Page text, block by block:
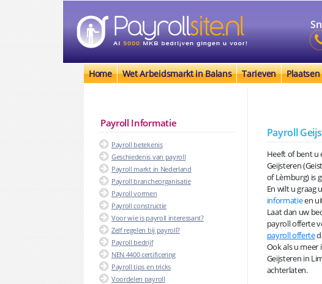
Home Wet Arbeidsmarkt in Balans Tarieven Plaatsen
Payroll Informatie
Payroll betekenis
Geschiedenis van payroll
Payroll markt in Nederland
Payroll brancheorganisatie
Payroll vormen
Payroll constructie
Voor wie is payroll interessant?
Zelf regelen bij payroll?
Payroll bedrijf
NEN 4400 certificering
Payroll tips en tricks
Voordelen payroll
Payroll
Heeft of bent u
Geijsteren
of Lèmburg) is
En wilt u graag
informatieen
Laat dan uw
payroll offerte
payroll offerte
Ook als u
Geijsteren in
achterlaten.